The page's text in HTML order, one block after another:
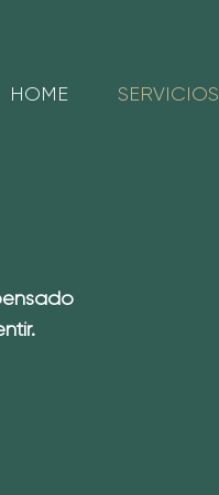
HOME
SERVICIOS